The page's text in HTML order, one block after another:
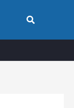
Rechercher